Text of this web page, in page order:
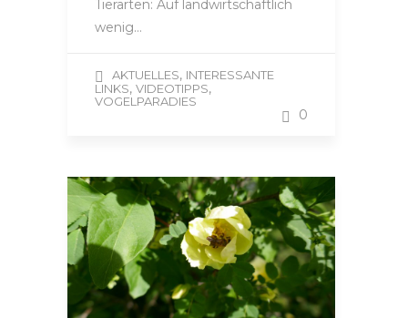
Tierarten: Auf landwirtschaftlich
wenig…
AKTUELLES, INTERESSANTE
LINKS, VIDEOTIPPS,
VOGELPARADIES
0